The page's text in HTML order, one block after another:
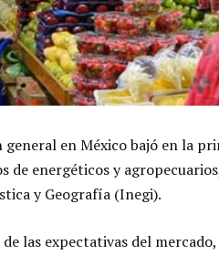
en México bajó en la
de energéticos y
y Geografía (Inegi).
las expectativas del